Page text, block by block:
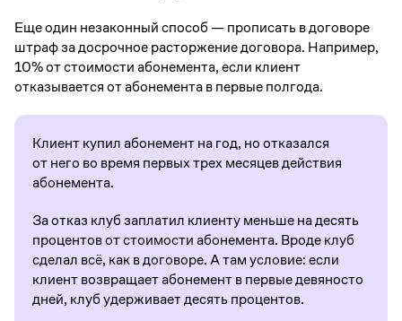
Еще один незаконный способ — прописать в договоре
штраф за досрочное расторжение договора. Например,
10% от стоимости абонемента, если клиент
отказывается от абонемента в первые полгода.
Клиент купил абонемент на год, но отказался
от него во время первых трех месяцев действия
абонемента.
За отказ клуб заплатил клиенту меньше на десять
процентов от стоимости абонемента. Вроде клуб
сделал всё, как в договоре. А там условие: если
клиент возвращает абонемент в первые девяносто
дней, клуб удерживает десять процентов.